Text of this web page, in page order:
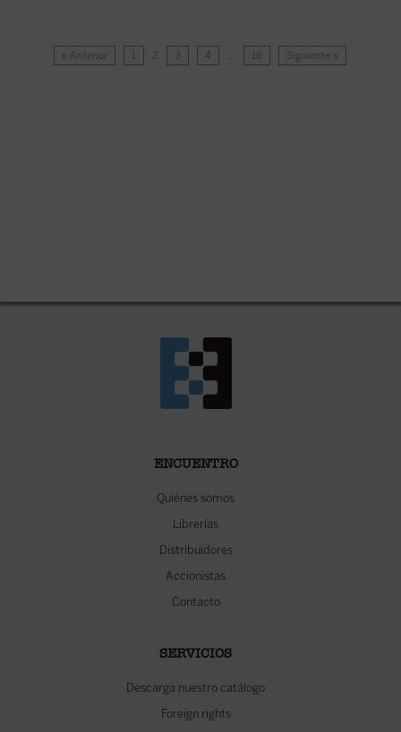
« Anterior 1 2 3 4 … 16 Siguiente »
ENCUENTRO
Quiénes somos
Librerías
Distribuidores
Accionistas
Contacto
SERVICIOS
Descarga nuestro catálogo
Foreign rights